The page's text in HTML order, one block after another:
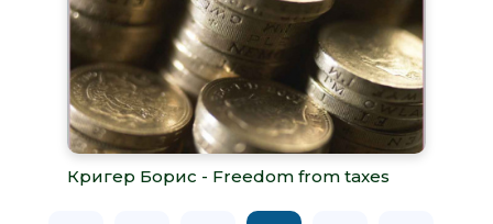
Кригер Борис - Freedom from taxes